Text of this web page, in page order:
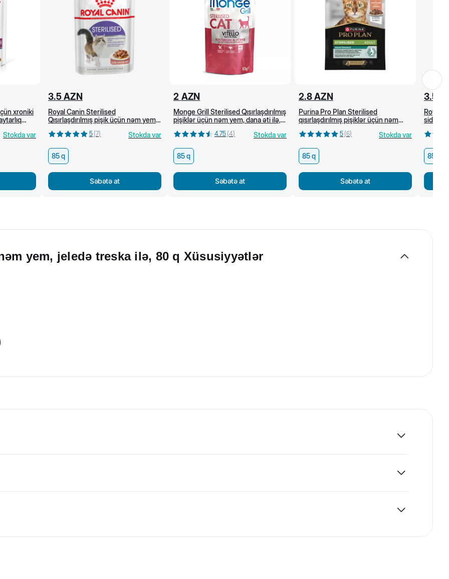
xroniki
Stokda var
3.5 AZN
Royal Canin Sterilised
Qısırlaşdırılmış pişik üçün nəm yem
5 (7) Stokda var
85 q
Səbətə at
2 AZN
Monge Grill Sterilised Qısırlaşdırılmış
pişiklər üçün nəm yem, dana əti ilə,
4.75 (4) Stokda var
85 q
Səbətə at
2.8 AZN
Purina Pro Plan Sterilised
qısırlaşdırılmış pişiklər üçün nəm
5 (6) Stokda var
85 q
Səbətə at
3.5
Royal
sidik-
85 q
yem, jeledə treska ilə, 80 q Xüsusiyyətlər
məhsulları (9% treska balığı daxil olmaqla), dənli bitkilər, bitki zülalı ekstraktları, minerallar, yağlar (qızılbalıq yağı 0,4%),
istinad üçündür. Bütün məhsul məlumatları birbaşa qablaşdırmada təqdim olunur.